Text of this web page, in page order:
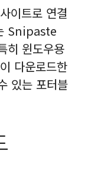
이트로 연결
Snipaste
히 윈도우용
다운로드한
있는 포터블